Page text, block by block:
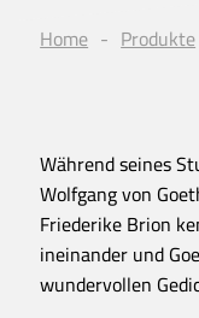
Home Produkte
Während seines
Wolfgang von
Friederike Brion
ineinander und
wundervollen